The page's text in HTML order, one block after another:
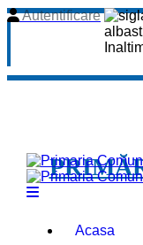
Autentificare
Acasa